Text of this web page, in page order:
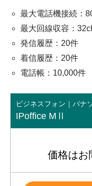
最大電話機接続：
最大回線収容：
発信履歴：20件
着信履歴：20件
電話帳：10,000件
ビジネスフォン｜パナ
IPoffice MⅡ
価格はお